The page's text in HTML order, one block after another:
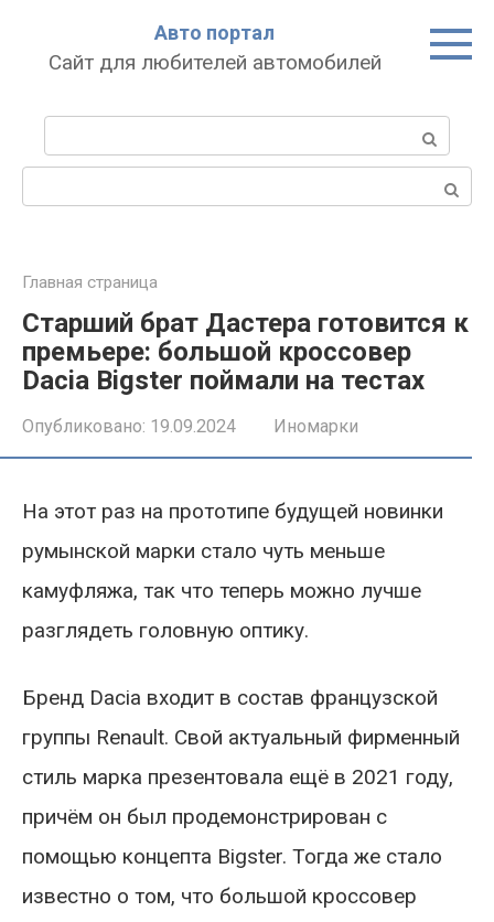
Авто портал
Сайт для любителей автомобилей
Главная страница
Старший брат Дастера готовится к
премьере: большой кроссовер
Dacia Bigster поймали на тестах
Опубликовано: 19.09.2024 Иномарки
На этот раз на прототипе будущей новинки
румынской марки стало чуть меньше
камуфляжа, так что теперь можно лучше
разглядеть головную оптику.
Бренд Dacia входит в состав французской
группы Renault. Свой актуальный фирменный
стиль марка презентовала ещё в 2021 году,
причём он был продемонстрирован с
помощью концепта Bigster. Тогда же стало
известно о том, что большой кроссовер